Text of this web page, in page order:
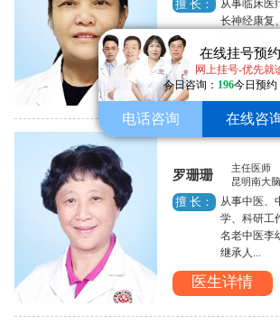
在线挂号预约
网上挂号-优先就
今日咨询： 196今日预约
电话咨询 在线咨
擅 长：
从事临床医
长神经康复
医生详情
罗珊珊
主任医师
昆明南大
擅 长：
从事中医、
学、科研工
名老中医李
继承人...
医生详情